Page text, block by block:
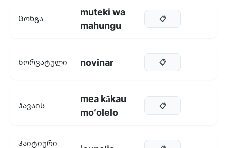
Ცონგა
muteki wa
mahungu
📋
Ხორვატული novinar 📋
Ჰავაის
mea kākau
moʻolelo
📋
Ჰაიტიური